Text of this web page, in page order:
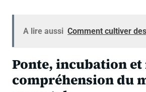
A lire aussi Comment cultiver
Ponte, incubation et
compréhension du